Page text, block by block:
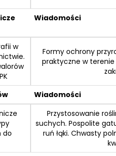
Wiadomości
w
Formy ochrony
praktyczne w
Wiadomości
do
Przystosowanie
suchych. Pospolite
ruń łąki. Chwasty